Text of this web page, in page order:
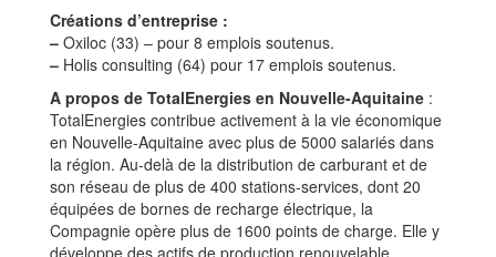
Créations d’entreprise :
– Oxiloc (33) – pour 8 emplois soutenus.
– Holis consulting (64) pour 17 emplois soutenus.
A propos de TotalEnergies en Nouvelle-Aquitaine :
TotalEnergies contribue activement à la vie économique
en Nouvelle-Aquitaine avec plus de 5000 salariés dans
la région. Au-delà de la distribution de carburant et de
son réseau de plus de 400 stations-services, dont 20
équipées de bornes de recharge électrique, la
Compagnie opère plus de 1600 points de charge. Elle y